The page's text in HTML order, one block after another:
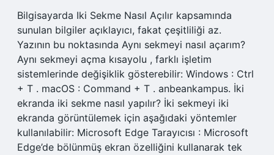
Bilgisayarda Iki Sekme Nasıl Açılır kapsamında
sunulan bilgiler açıklayıcı, fakat çeşitliliği az.
Yazının bu noktasında Aynı sekmeyi nasıl açarım?
Aynı sekmeyi açma kısayolu , farklı işletim
sistemlerinde değişiklik gösterebilir: Windows : Ctrl
+ T . macOS : Command + T . anbeankampus. İki
ekranda iki sekme nasıl yapılır? İki sekmeyi iki
ekranda görüntülemek için aşağıdaki yöntemler
kullanılabilir: Microsoft Edge Tarayıcısı : Microsoft
Edge’de bölünmüş ekran özelliğini kullanarak tek